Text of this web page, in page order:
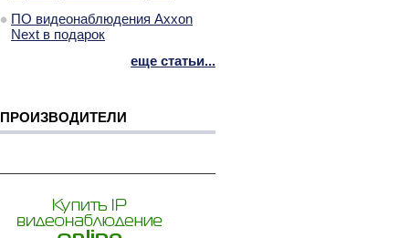
ПО видеонаблюдения Axxon
Next в подарок
еще статьи...
ПРОИЗВОДИТЕЛИ